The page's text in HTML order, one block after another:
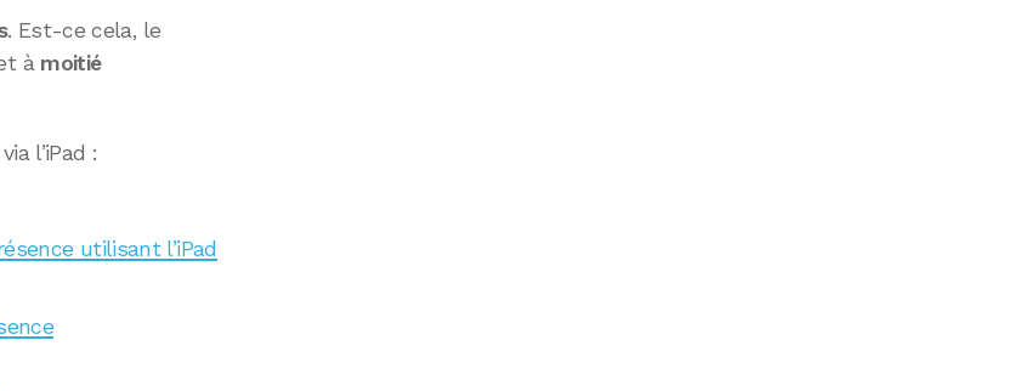
. Est-ce cela, le
à moitié
l’iPad :
utilisant l’iPad